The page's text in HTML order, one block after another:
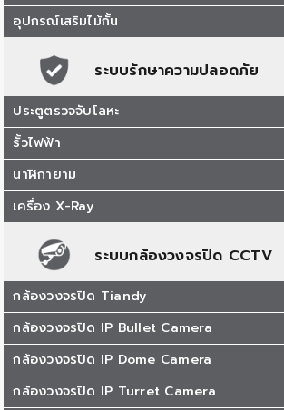
อุปกรณ์เสริมไม้กั้น
ระบบรักษาความปลอดภัย
ประตูตรวจจับโลหะ
รั้วไฟฟ้า
นาฬิกายาม
เครื่อง X-Ray
ระบบกล้องวงจรปิด CCTV
กล้องวงจรปิด Tiandy
กล้องวงจรปิด IP Bullet Camera
กล้องวงจรปิด IP Dome Camera
กล้องวงจรปิด IP Turret Camera